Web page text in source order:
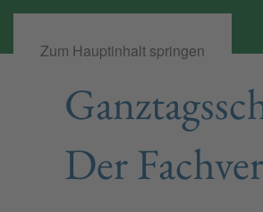
Zum Hauptinhalt springen
Der